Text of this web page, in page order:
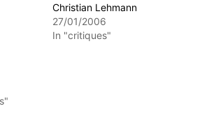
Christian Lehmann
27/01/2006
In "critiques"